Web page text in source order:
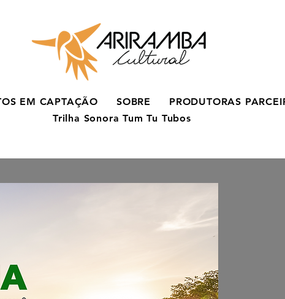
EM CAPTAÇÃO SOBRE PRODUTORAS
Trilha Sonora Tum Tu Tubos